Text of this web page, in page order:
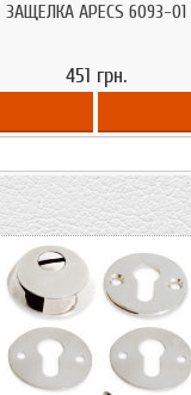
ЗАЩЁЛКА APECS 6093-01
451 грн.